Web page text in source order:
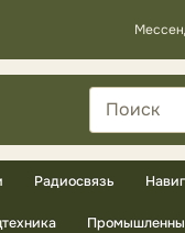
Радиосвязь